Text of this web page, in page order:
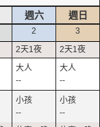
週六 週日
2
--
--
3
--
--